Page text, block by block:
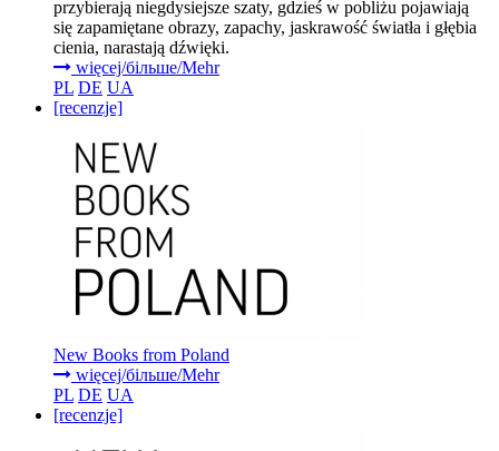
przybierają niegdysiejsze szaty, gdzieś w pobliżu pojawiają
się zapamiętane obrazy, zapachy, jaskrawość światła i głębia
cienia, narastają dźwięki.
więcej/більше/Mehr
PL DE UA
[recenzje]
New Books from Poland
więcej/більше/Mehr
PL DE UA
[recenzje]